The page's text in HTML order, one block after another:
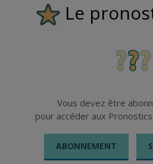
Le
Vous devez être
pour accéder aux
ABONNEMENT